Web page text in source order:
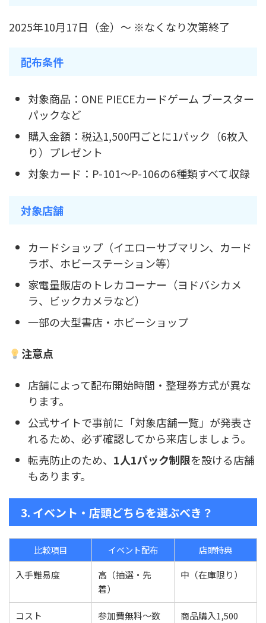
2025年10月17日（金）〜 ※なくなり次第終了
配布条件
対象商品：ONE PIECEカードゲーム ブースター
パックなど
購入金額：税込1,500円ごとに1パック（6枚入
り）プレゼント
対象カード：P-101〜P-106の6種類すべて収録
対象店舗
カードショップ（イエローサブマリン、カード
ラボ、ホビーステーション等）
家電量販店のトレカコーナー（ヨドバシカメ
ラ、ビックカメラなど）
一部の大型書店・ホビーショップ
注意点
店舗によって配布開始時間・整理券方式が異な
ります。
公式サイトで事前に「対象店舗一覧」が発表さ
れるため、必ず確認してから来店しましょう。
転売防止のため、 1人1パック制限を設ける店舗
もあります。
3. イベント・店頭どちらを選ぶべき？
比較項目 イベント配布
店頭特典
入手難易度
高（抽選・先
着）
中（在庫限り）
コスト
参加費無料〜数
商品購入1,500